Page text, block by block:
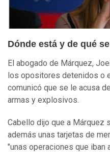
Dónde está y de qué
El abogado de Márquez,
los opositores detenidos o
comunicó que se le acusa
armas y explosivos.
Cabello dijo que a Márquez
además unas tarjetas de
"unas operaciones que iban